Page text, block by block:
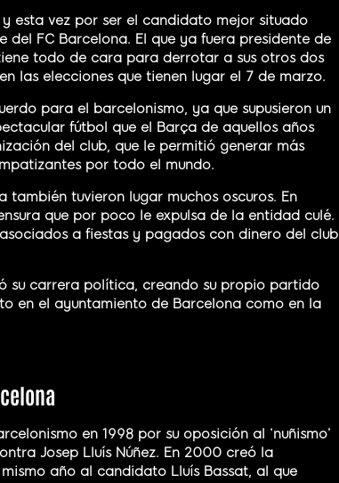
esta vez por ser el candidato mejor situado
del FC Barcelona. El que ya fuera presidente de
todo de cara para derrotar a sus otros dos
las elecciones que tienen lugar el 7 de marzo.
para el barcelonismo, ya que supusieron un
fútbol que el Barça de aquellos años
del club, que le permitió generar más
por todo el mundo.
tuvieron lugar muchos oscuros. En
que por poco le expulsa de la entidad culé.
a fiestas y pagados con dinero del club
su carrera política, creando su propio partido
en el ayuntamiento de Barcelona como en la
en 1998 por su oposición al ‘nuñismo’
Josep Lluís Núñez. En 2000 creó la
año al candidato Lluís Bassat, al que